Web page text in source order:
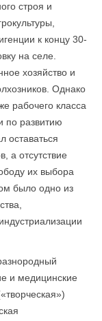
строя и
к концу 30-
на селе.
хозяйство и
Однако
рабочего класса
по развитию
оставаться
а отсутствие
их выбора
было одно из
и медицинские